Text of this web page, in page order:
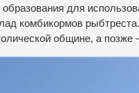
образования для
комбикормов
общине, а позже